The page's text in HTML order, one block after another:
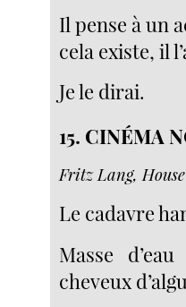
Il pense à un
cela existe, il
Je le dirai.
15. CINÉMA
Fritz Lang,
Le cadavre
Masse
cheveux